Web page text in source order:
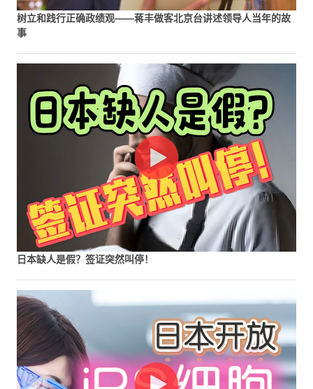
树立和践行正确政绩观——蒋丰做客北京台讲述领导人当年的故
事
日本缺人是假？签证突然叫停！